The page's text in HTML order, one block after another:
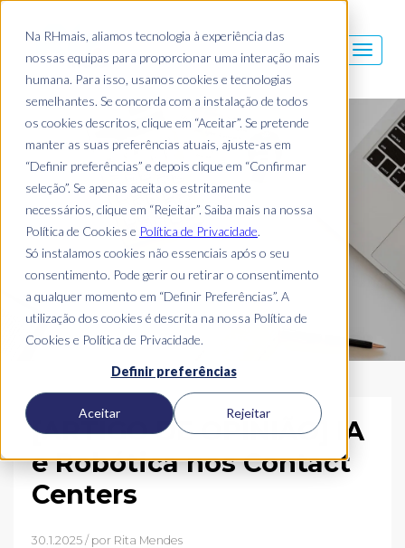
Na RHmais, aliamos tecnologia à experiência das
nossas equipas para proporcionar uma interação mais
humana. Para isso, usamos cookies e tecnologias
semelhantes. Se concorda com a instalação de todos
os cookies descritos, clique em “Aceitar”. Se pretende
manter as suas preferências atuais, ajuste-as em
“Definir preferências” e depois clique em “Confirmar
seleção”. Se apenas aceita os estritamente
necessários, clique em “Rejeitar”. Saiba mais na nossa
Política de Cookies e Política de Privacidade.
Só instalamos cookies não essenciais após o seu
consentimento. Pode gerir ou retirar o consentimento
a qualquer momento em “Definir Preferências”. A
utilização dos cookies é descrita na nossa Política de
Cookies e Política de Privacidade.
Definir preferências
Aceitar Rejeitar
Blog Mais
[ARTIGO DE OPINIÃO] IA
e Robótica nos Contact
Centers
30.1.2025 / por Rita Mendes